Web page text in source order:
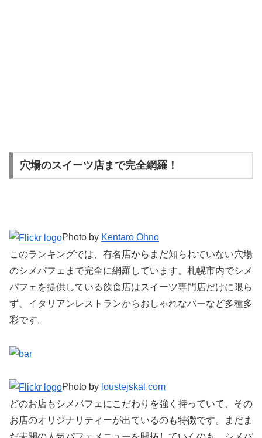
穴場のスイーツ店まで完全網羅！
Photo by Kentaro Ohno
このランキングでは、有名店からまだ知られていない穴場
のシメパフェまで完全に網羅しています。札幌市内でシメ
パフェを提供している飲食店はスイーツ専門店だけに限ら
ず、イタリアンレストランからおしゃれなバーなど多種多
彩です。
Photo by loustejskal.com
どのお店もシメパフェにこだわりを強く持っていて、その
お店のオリジナリティーが出ているのも特徴です。まだま